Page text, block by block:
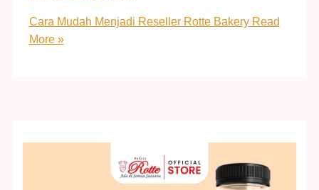
Cara Mudah Menjadi Reseller Rotte BakeryRead
More »